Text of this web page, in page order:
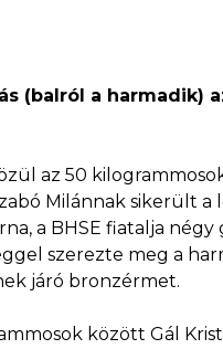
(balról a harmadik)
az 50
Milánnak sikerült a
a BHSE fiatalja
szerezte meg a
járó bronzérmet.
között Gál